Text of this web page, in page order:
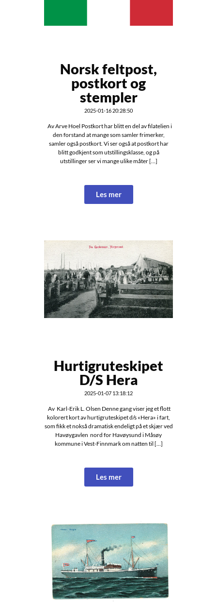
Norsk feltpost,
postkort og
stempler
2025-01-16 20:28:50
Av Arve Hoel Postkort har blitt en del av filatelien i
den forstand at mange som samler frimerker,
samler også postkort. Vi ser også at postkort har
blitt godkjent som utstillingsklasse, og på
utstillinger ser vi mange ulike måter […]
Les mer
Hurtigruteskipet
D/S Hera
2025-01-07 13:18:12
Av Karl-Erik L. Olsen Denne gang viser jeg et flott
kolorert kort av hurtigruteskipet d/s «Hera» i fart,
som fikk et nokså dramatisk endeligt på et skjær ved
Havøygavlen nord for Havøysund i Måsøy
kommune i Vest-Finnmark om natten til […]
Les mer